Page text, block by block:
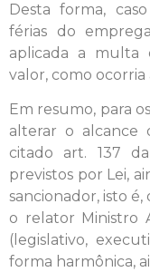
Desta forma,
férias do
aplicada a multa
valor, como ocorria
Em resumo, para
alterar o alcance
citado art. 137
previstos por Lei,
sancionador, isto
o relator Ministro
(legislativo,
forma harmônica,